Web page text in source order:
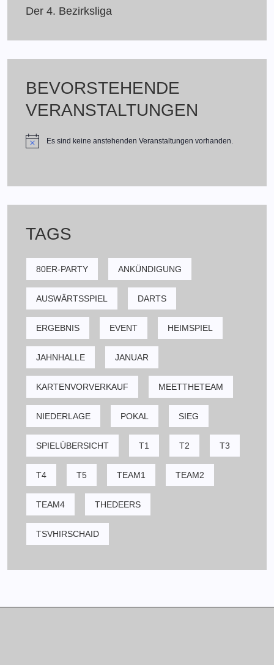
Der 4. Bezirksliga
BEVORSTEHENDE
VERANSTALTUNGEN
Es sind keine anstehenden Veranstaltungen vorhanden.
TAGS
80ER-PARTY ANKÜNDIGUNG
AUSWÄRTSSPIEL DARTS
ERGEBNIS EVENT HEIMSPIEL
JAHNHALLE JANUAR
KARTENVORVERKAUF MEETTHETEAM
NIEDERLAGE POKAL SIEG
SPIELÜBERSICHT T1 T2 T3
T4 T5 TEAM1 TEAM2
TEAM4 THEDEERS
TSVHIRSCHAID